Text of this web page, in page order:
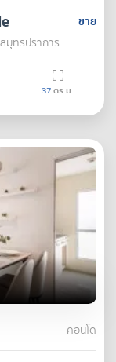
ขาย
มุทรปราการ
37ตร.ม.
คอนโด